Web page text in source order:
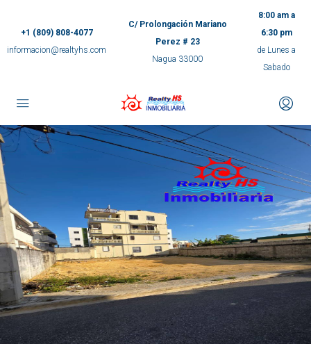
+1 (809) 808-4077
informacion@realtyhs.com
C/ Prolongación Mariano
Perez # 23
Nagua 33000
8:00 am a
6:30 pm
de Lunes a
Sabado